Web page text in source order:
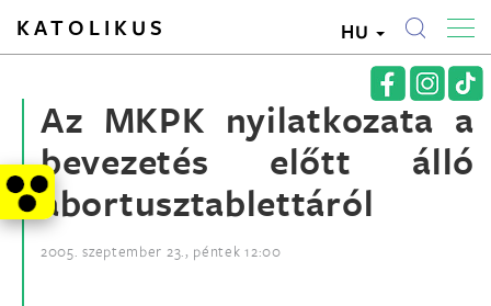
KATOLIKUS HU
Az MKPK nyilatkozata a
bevezetés előtt álló
abortusztablettáról
2005. szeptember 23., péntek 12:00